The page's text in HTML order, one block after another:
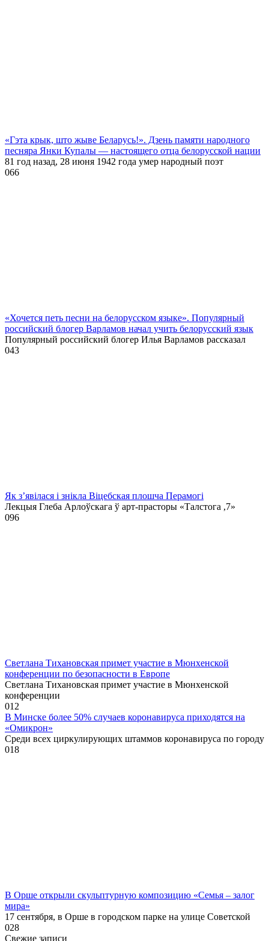
«Гэта крык, што жыве Беларусь!». Дзень памяти народного
песняра Янки Купалы — настоящего отца белорусской нации
81 год назад, 28 июня 1942 года умер народный поэт
066
«Хочется петь песни на белорусском языке». Популярный
российский блогер Варламов начал учить белорусский язык
Популярный российский блогер Илья Варламов рассказал
043
Як з’явілася і знікла Віцебская плошча Перамогі
Лекцыя Глеба Арлоўскага ў арт-прасторы «Талстога ,7»
096
Светлана Тихановская примет участие в Мюнхенской
конференции по безопасности в Европе
Светлана Тихановская примет участие в Мюнхенской
конференции
012
В Минске более 50% случаев коронавируса приходятся на
«Омикрон»
Среди всех циркулирующих штаммов коронавируса по городу
018
В Орше открыли скульптурную композицию «Семья – залог
мира»
17 сентября, в Орше в городском парке на улице Советской
028
Свежие записи